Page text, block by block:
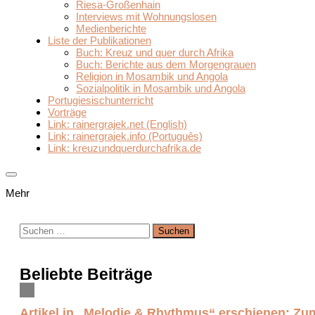
Riesa-Großenhain
Interviews mit Wohnungslosen
Medienberichte
Liste der Publikationen
Buch: Kreuz und quer durch Afrika
Buch: Berichte aus dem Morgengrauen
Religion in Mosambik und Angola
Sozialpolitik in Mosambik und Angola
Portugiesischunterricht
Vorträge
Link: rainergrajek.net (English)
Link: rainergrajek.info (Português)
Link: kreuzundquerdurchafrika.de
Mehr
Suchen
nach:
Beliebte Beiträge